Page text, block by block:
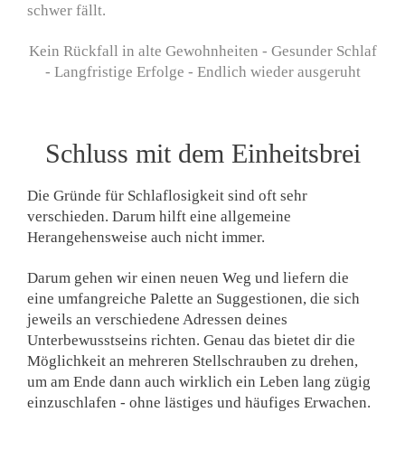
schwer fällt.
Kein Rückfall in alte Gewohnheiten - Gesunder Schlaf
- Langfristige Erfolge - Endlich wieder ausgeruht
Schluss mit dem Einheitsbrei
Die Gründe für Schlaflosigkeit sind oft sehr
verschieden. Darum hilft eine allgemeine
Herangehensweise auch nicht immer.
Darum gehen wir einen neuen Weg und liefern die
eine umfangreiche Palette an Suggestionen, die sich
jeweils an verschiedene Adressen deines
Unterbewusstseins richten. Genau das bietet dir die
Möglichkeit an mehreren Stellschrauben zu drehen,
um am Ende dann auch wirklich ein Leben lang zügig
einzuschlafen - ohne lästiges und häufiges Erwachen.